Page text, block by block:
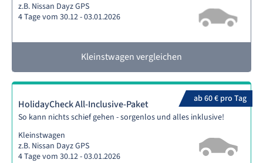
z.B. Nissan Dayz GPS
4 Tage vom 30.12 - 03.01.2026
Kleinstwagen vergleichen
ab 60 € pro Tag
HolidayCheck All-Inclusive-Paket
So kann nichts schief gehen - sorgenlos und alles inklusive!
Kleinstwagen
z.B. Nissan Dayz GPS
4 Tage vom 30.12 - 03.01.2026